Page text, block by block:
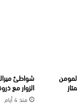
المومن شواطئ
الزوار مع
منذ 4 أيام